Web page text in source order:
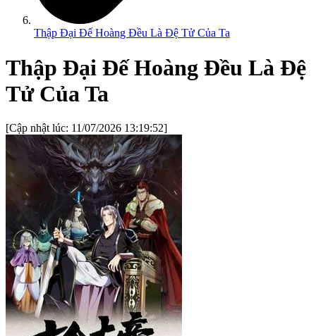
Thập Đại Đế Hoàng Đều Là Đệ Tử Của Ta
Thập Đại Đế Hoàng Đều Là Đệ
Tử Của Ta
[Cập nhật lúc: 11/07/2026 13:19:52]